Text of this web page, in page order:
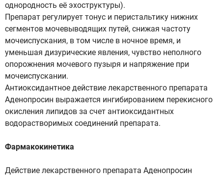
однородность её эхоструктуры).
Препарат регулирует тонус и перистальтику нижних
сегментов мочевыводящих путей, снижая частоту
мочеиспускания, в том числе в ночное время, и
уменьшая дизурические явления, чувство неполного
опорожнения мочевого пузыря и напряжение при
мочеиспускании.
Антиоксидантное действие лекарственного препарата
Аденопросин выражается ингибированием перекисного
окисления липидов за счет антиоксидантных
водорастворимых соединений препарата.
Фармакокинетика
Действие лекарственного препарата Аденопросин